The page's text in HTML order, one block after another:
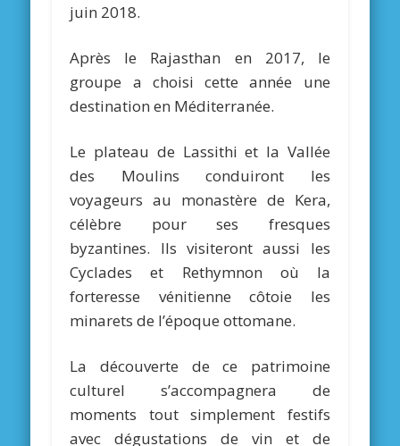
juin 2018.
Après le Rajasthan en 2017, le
groupe a choisi cette année une
destination en Méditerranée.
Le plateau de Lassithi et la Vallée
des Moulins conduiront les
voyageurs au monastère de Kera,
célèbre pour ses fresques
byzantines. Ils visiteront aussi les
Cyclades et Rethymnon où la
forteresse vénitienne côtoie les
minarets de l’époque ottomane.
La découverte de ce patrimoine
culturel s’accompagnera de
moments tout simplement festifs
avec dégustations de vin et de